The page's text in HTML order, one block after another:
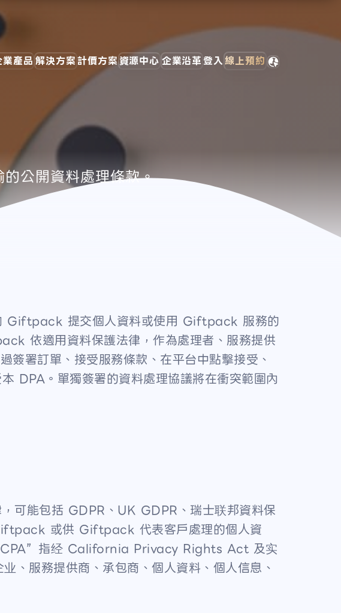
業產品 解決方案計價方案資源中心 企業沿革登入線上預約
公開資料處理條款。
提交個人資料或使用 Giftpack 服務的
依適用資料保護法律，作為處理者、服務提供
署訂單、接受服務條款、在平台中點擊接受、
DPA。單獨簽署的資料處理協議將在衝突範圍內
可能包括 GDPR、UK GDPR、瑞士联邦資料保
或供 Giftpack 代表客戶處理的個人資
指经 California Privacy Rights Act 及实
服務提供商、承包商、個人資料、個人信息、